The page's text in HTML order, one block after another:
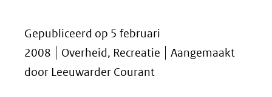
Gepubliceerd op 5 februari
2008
Overheid, Recreatie
Aangemaakt
door Leeuwarder Courant